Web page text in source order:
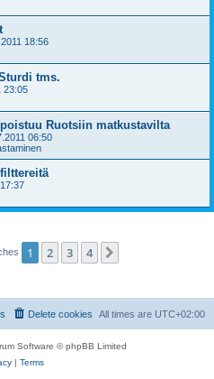
18:56
tms.
23:05
Ruotsiin matkustavilta
06:50
1 2 3 4
All times are UTC+02:00
Delete cookies
Software © phpBB Limited
| Terms